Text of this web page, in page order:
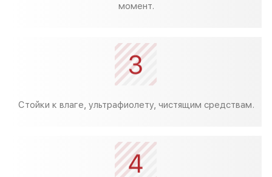
момент.
Стойки к влаге, ультрафиолету, чистящим средствам.